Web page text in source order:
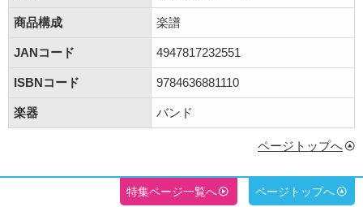
商品構成 楽譜
JANコード 4947817232551
ISBNコード 9784636881110
楽器 バンド
ページトップへ
特集ページ一覧へ ページトップへ